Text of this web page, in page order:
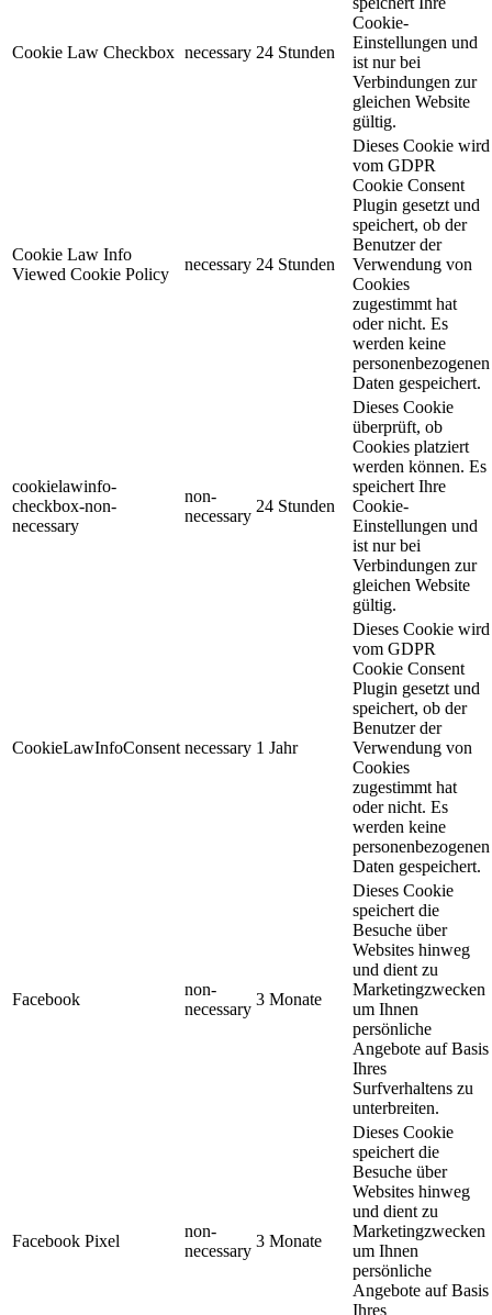
Cookie Law Checkbox necessary 24 Stunden
Cookie-
Einstellungen und
ist nur bei
Verbindungen zur
gleichen Website
gültig.
Cookie Law Info
Viewed Cookie Policy
necessary 24 Stunden
Dieses Cookie wird
vom GDPR
Cookie Consent
Plugin gesetzt und
speichert, ob der
Benutzer der
Verwendung von
Cookies
zugestimmt hat
oder nicht. Es
werden keine
personenbezogenen
Daten gespeichert.
cookielawinfo-
checkbox-non-
necessary
non-
necessary
24 Stunden
Dieses Cookie
überprüft, ob
Cookies platziert
werden können. Es
speichert Ihre
Cookie-
Einstellungen und
ist nur bei
Verbindungen zur
gleichen Website
gültig.
CookieLawInfoConsent necessary 1 Jahr
Dieses Cookie wird
vom GDPR
Cookie Consent
Plugin gesetzt und
speichert, ob der
Benutzer der
Verwendung von
Cookies
zugestimmt hat
oder nicht. Es
werden keine
personenbezogenen
Daten gespeichert.
Facebook
non-
necessary
3 Monate
Dieses Cookie
speichert die
Besuche über
Websites hinweg
und dient zu
Marketingzwecken
um Ihnen
persönliche
Angebote auf Basis
Ihres
Surfverhaltens zu
unterbreiten.
Facebook Pixel
non-
necessary
3 Monate
Dieses Cookie
speichert die
Besuche über
Websites hinweg
und dient zu
Marketingzwecken
um Ihnen
persönliche
Angebote auf Basis
Ihres